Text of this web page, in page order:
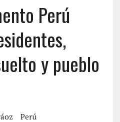
Perú
y pueblo
Perú